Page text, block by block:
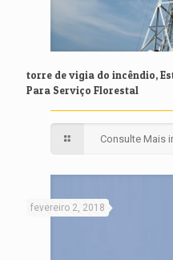
torre de vigia do incêndio,
Para Serviço Florestal
Consulte Mais
fevereiro 2, 2018